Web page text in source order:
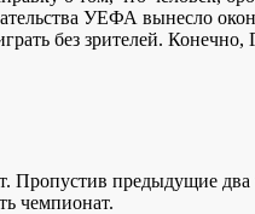
УЕФА вынесло
без зрителей. Конечно,
Пропустив предыдущие два
чемпионат.